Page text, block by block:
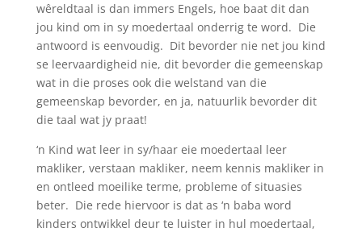
wêreldtaal is dan immers Engels, hoe baat dit dan
jou kind om in sy moedertaal onderrig te word. Die
antwoord is eenvoudig. Dit bevorder nie net jou kind
se leervaardigheid nie, dit bevorder die gemeenskap
wat in die proses ook die welstand van die
gemeenskap bevorder, en ja, natuurlik bevorder dit
die taal wat jy praat!
‘n Kind wat leer in sy/haar eie moedertaal leer
makliker, verstaan makliker, neem kennis makliker in
en ontleed moeilike terme, probleme of situasies
beter. Die rede hiervoor is dat as ‘n baba word
kinders ontwikkel deur te luister in hul moedertaal,